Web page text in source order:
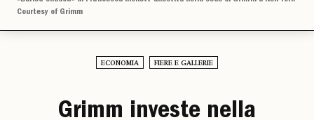
Courtesy of Grimm
ECONOMIA FIERE E GALLERIE
Grimm investe nella